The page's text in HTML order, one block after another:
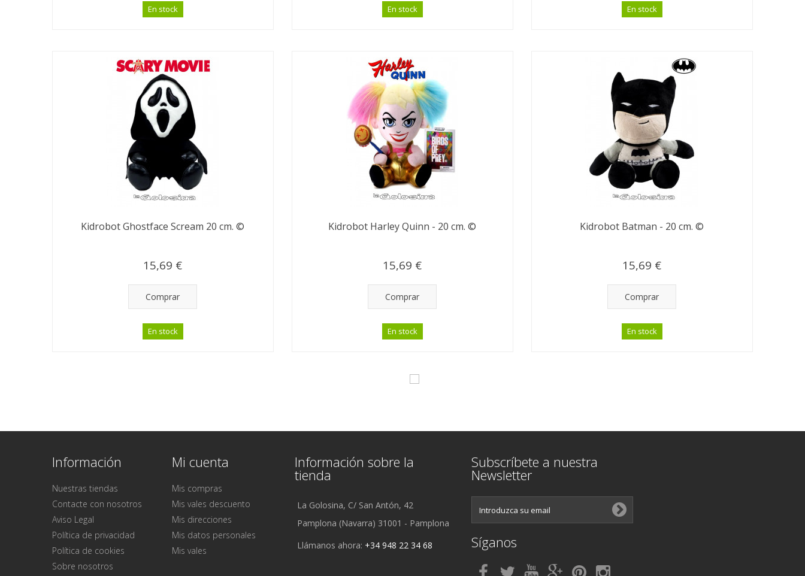
En stock En stock En stock
Kidrobot Ghostface Scream 20 cm. ©
15,69 €
Comprar
En stock
Kidrobot Harley Quinn - 20 cm. ©
15,69 €
Comprar
En stock
Kidrobot Batman - 20 cm. ©
15,69 €
Comprar
En stock
Información
Nuestras tiendas
Contacte con nosotros
Aviso Legal
Política de privacidad
Política de cookies
Sobre nosotros
Mi cuenta
Mis compras
Mis vales descuento
Mis direcciones
Mis datos personales
Mis vales
Información sobre la
tienda
La Golosina, C/ San Antón, 42
Pamplona (Navarra) 31001 - Pamplona
Llámanos ahora: +34 948 22 34 68
Subscríbete a nuestra
Newsletter
Síganos